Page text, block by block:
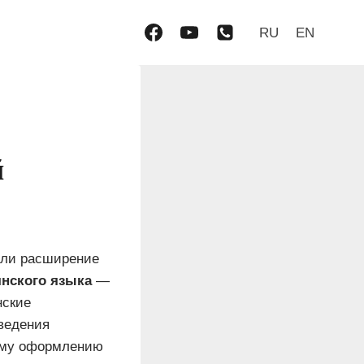
RU EN
расширение
языка—
оформлению